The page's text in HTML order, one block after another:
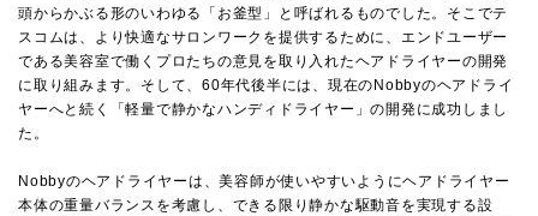
頭からかぶる形のいわゆる「お釜型」と呼ばれるものでした。そこでテ
スコムは、より快適なサロンワークを提供するために、エンドユーザー
である美容室で働くプロたちの意見を取り入れたヘアドライヤーの開発
に取り組みます。そして、 60年代後半には、現在の Nobbyのヘアドライ
ヤーへと続く「軽量で静かなハンディドライヤー」の開発に成功しまし
た。
Nobbyのヘアドライヤーは、美容師が使いやすいようにヘアドライヤー
本体の重量バランスを考慮し、できる限り静かな駆動音を実現する設